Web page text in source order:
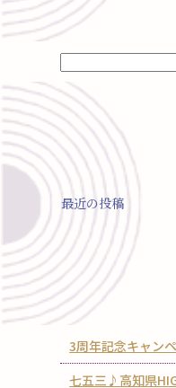
最近の投稿
3周年記念キャン
七五三♪高知県